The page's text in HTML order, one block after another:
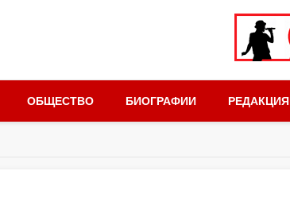
ОБЩЕСТВО БИОГРАФИИ РЕДАКЦИЯ